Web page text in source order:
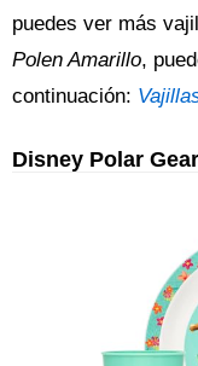
puedes ver más
Polen Amarillo,
continuación:
Disney Polar